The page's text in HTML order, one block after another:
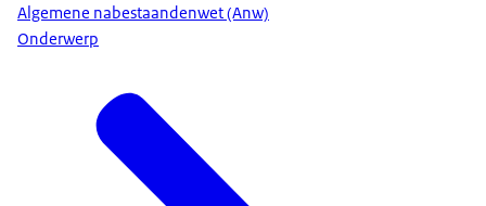
Algemene nabestaandenwet (Anw)
Onderwerp